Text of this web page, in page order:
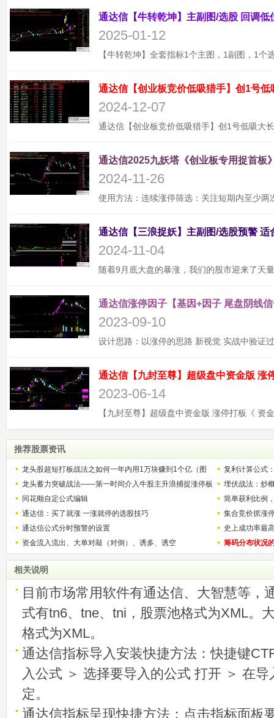
2025-01-12
通达信【创业板竞价低吸猎手】创1号
2024-12-07
通达信2025九妖塔《创业板专用捉首板
2024-11-26
2024-11-04
通达信涨停因子【基因+因子 尾盘阴线
2023-09-10
2023-06-14
推荐股票资讯
龙头股超短打板战法之如何一年内用1万块赚到1个亿（图
解）
复利计算公式
少？
龙头蓄力突破战法——第一时间介入牛股主升浪捕捉涨停板
的技巧（图解）
埋伏战法：炒
同花顺自定公式编辑
简单获利比例
用
通达信：买了就涨 一涨就停的选股技巧
集合竞价抓涨
通达信公式分时预警的设置
史上成功率最
称选股法宝！
资金流入流出、大单对敲（对倒）、诱多、诱空 筹码分布状况
相关说明
目前市场常用软件有通达信、大智慧等，
式有tn6、tne、tni，股票池格式为XML。
格式为XML。
通达信指标导入安装快捷方法：快捷键
入公式 ＞ 选择要导入的公式 打开 ＞ 在
定。
通达信指标呈现快捷方法：点击指标面板